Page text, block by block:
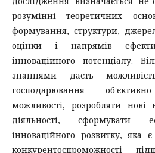
розумінні теоретичних
формування, структури,
оцінки і напрямів
інноваційного потенціалу.
знаннями дасть
господарювання
можливості, розробляти нові
діяльності, сформувати
інноваційного розвитку, яка
конкурентоспроможності